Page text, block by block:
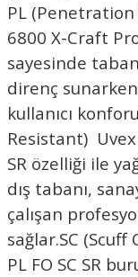
PL
6800 X-Craft Pro
sayesinde
direnç
kullanıcı
Resistant)
SR özelliği ile
dış tabanı,
çalışan
sağlar.SC (Scuff
PL FO SC SR